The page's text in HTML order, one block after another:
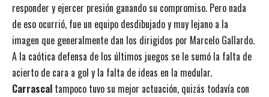
responder y ejercer presión ganando su compromiso. Pero nada
de eso ocurrió, fue un equipo desdibujado y muy lejano a la
imagen que generalmente dan los dirigidos por Marcelo Gallardo.
A la caótica defensa de los últimos juegos se le sumó la falta de
acierto de cara a gol y la falta de ideas en la medular.
Carrascal tampoco tuvo su mejor actuación, quizás todavía con